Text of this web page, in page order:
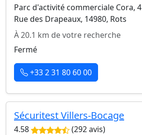
Parc d'activité commerciale Cora, 4
Rue des Drapeaux, 14980, Rots
À 20.1 km de votre recherche
Fermé
+33 2 31 80 60 00
Sécuritest Villers-Bocage
4.58 (292 avis)